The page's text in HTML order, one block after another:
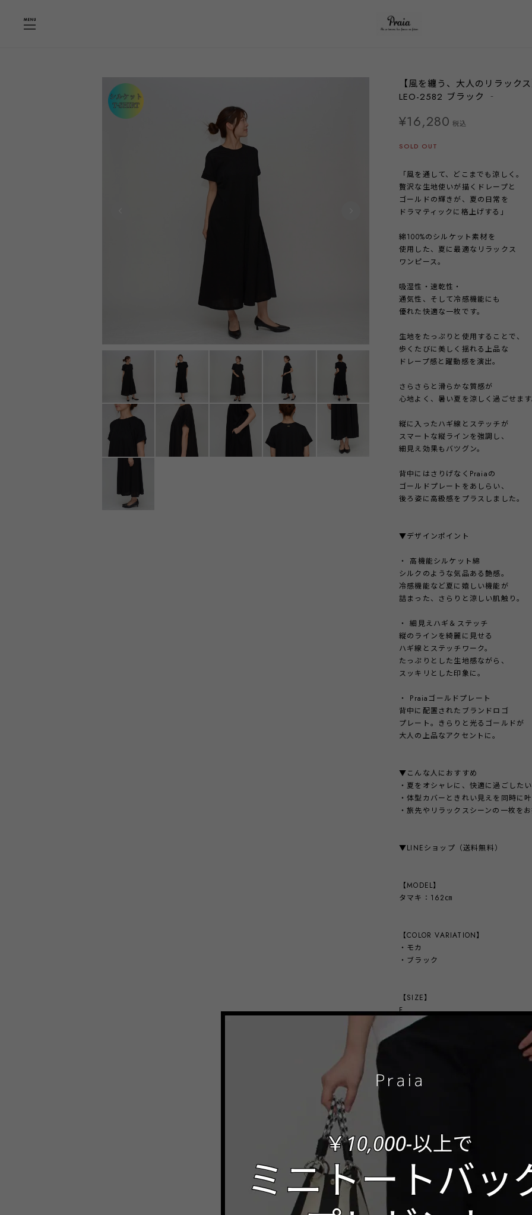
【風を纏う、大人のリラッ
LEO-2582 ブラック ‐
¥16,280 税込
SOLD OUT
「風を通して、どこまでも涼しく。
贅沢な生地使いが描くドレープと
ゴールドの輝きが、夏の日常を
ドラマティックに格上げする」
綿100%のシルケット素材を
使用した、夏に最適なリラックス
ワンピース。
吸湿性・速乾性・
通気性、そして冷感機能にも
優れた快適な一枚です。
生地をたっぷりと使用することで、
歩くたびに美しく揺れる上品な
ドレープ感と躍動感を演出。
さらさらと滑らかな質感が
心地よく、暑い夏を涼しく過ごせま
縦に入ったハギ線とステッチが
スマートな縦ラインを強調し、
細見え効果もバツグン。
背中にはさりげなくPraiaの
ゴールドプレートをあしらい、
後ろ姿に高級感をプラスしました。
▼デザインポイント
・ 高機能シルケット綿
シルクのような気品ある艶感。
冷感機能など夏に嬉しい機能が
詰まった、さらりと涼しい肌触り。
・ 細見えハギ＆ステッチ
縦のラインを綺麗に見せる
ハギ線とステッチワーク。
たっぷりとした生地感ながら、
スッキリとした印象に。
・ Praiaゴールドプレート
背中に配置されたブランドロゴ
プレート。きらりと光るゴールドが
大人の上品なアクセントに。
▼こんな人におすすめ
・夏をオシャレに、快適に過ごした
・体型カバーときれい見えを同時に
・旅先やリラックスシーンの一枚を
▼LINEショップ（送料無料）
【MODEL】
タマキ：162㎝
【COLOR VARIATION】
・モカ
・ブラック
【SIZE】
F
着丈：120㎝
made in china